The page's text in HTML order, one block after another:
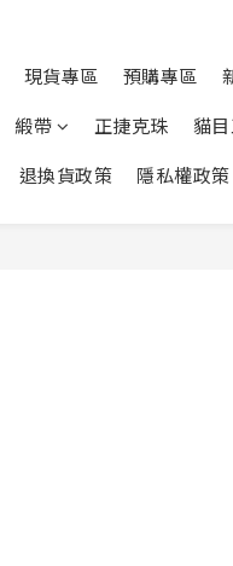
現貨專區 預購專區
緞帶 正捷克珠 貓
退換貨政策 隱私權政策